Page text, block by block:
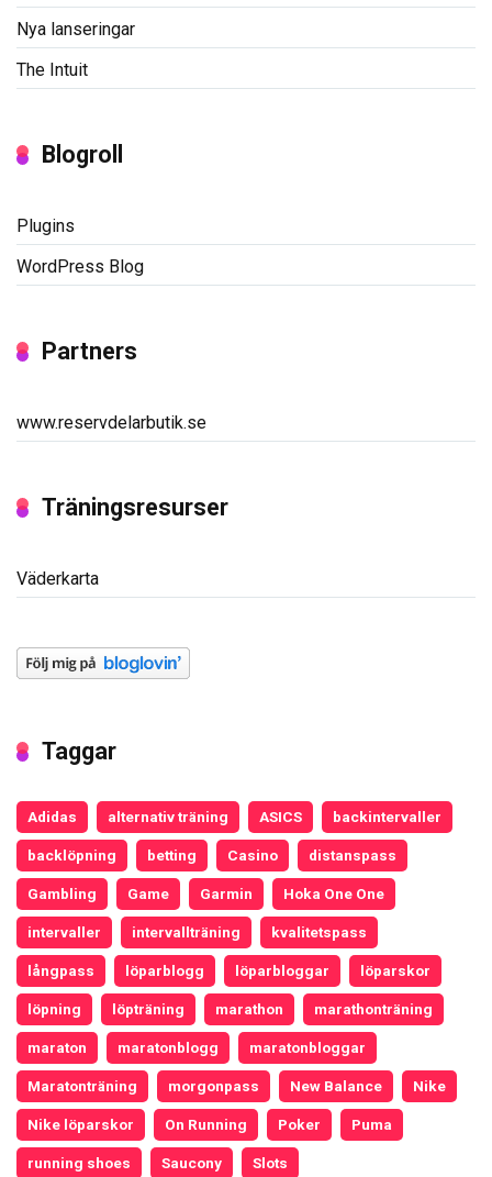
Nya lanseringar
The Intuit
Blogroll
Plugins
WordPress Blog
Partners
www.reservdelarbutik.se
Träningsresurser
Väderkarta
Taggar
Adidas alternativ träning ASICS backintervaller
backlöpning betting Casino distanspass
Gambling Game Garmin Hoka One One
intervaller intervallträning kvalitetspass
långpass löparblogg löparbloggar löparskor
löpning löpträning marathon marathonträning
maraton maratonblogg maratonbloggar
Maratonträning morgonpass New Balance Nike
Nike löparskor On Running Poker Puma
running shoes Saucony Slots